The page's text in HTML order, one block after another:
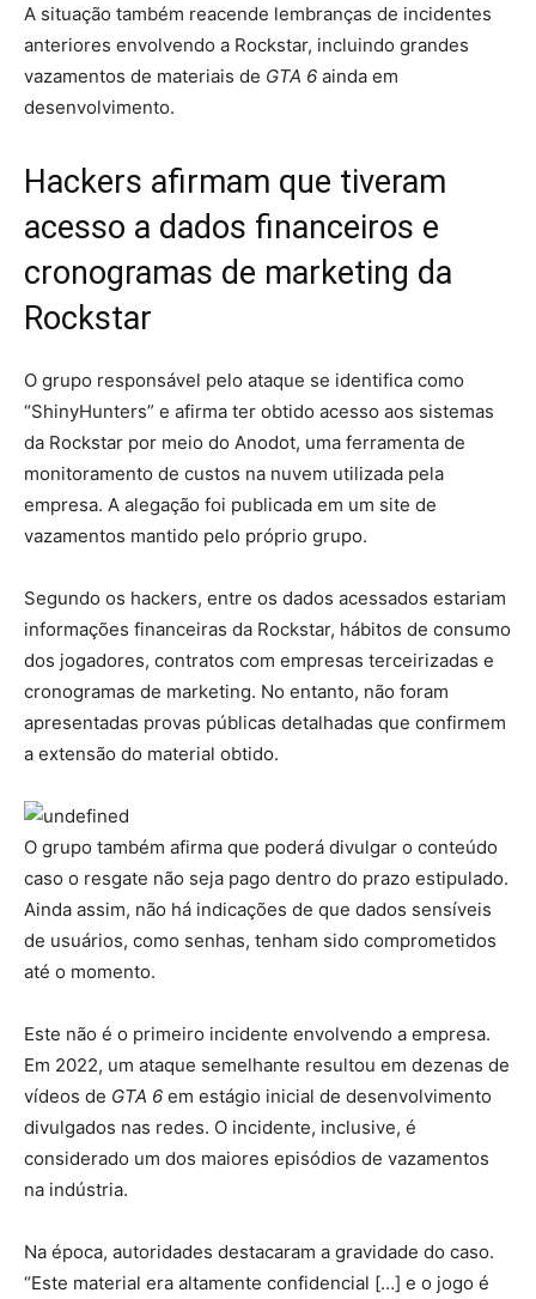
A situação também reacende lembranças de incidentes
anteriores envolvendo a Rockstar, incluindo grandes
vazamentos de materiais de GTA 6 ainda em
desenvolvimento.
Hackers afirmam que tiveram
acesso a dados financeiros e
cronogramas de marketing da
Rockstar
O grupo responsável pelo ataque se identifica como
“ShinyHunters” e afirma ter obtido acesso aos sistemas
da Rockstar por meio do Anodot, uma ferramenta de
monitoramento de custos na nuvem utilizada pela
empresa. A alegação foi publicada em um site de
vazamentos mantido pelo próprio grupo.
Segundo os hackers, entre os dados acessados estariam
informações financeiras da Rockstar, hábitos de consumo
dos jogadores, contratos com empresas terceirizadas e
cronogramas de marketing. No entanto, não foram
apresentadas provas públicas detalhadas que confirmem
a extensão do material obtido.
O grupo também afirma que poderá divulgar o conteúdo
caso o resgate não seja pago dentro do prazo estipulado.
Ainda assim, não há indicações de que dados sensíveis
de usuários, como senhas, tenham sido comprometidos
até o momento.
Este não é o primeiro incidente envolvendo a empresa.
Em 2022, um ataque semelhante resultou em dezenas de
vídeos de GTA 6 em estágio inicial de desenvolvimento
divulgados nas redes. O incidente, inclusive, é
considerado um dos maiores episódios de vazamentos
na indústria.
Na época, autoridades destacaram a gravidade do caso.
“Este material era altamente confidencial […] e o jogo é